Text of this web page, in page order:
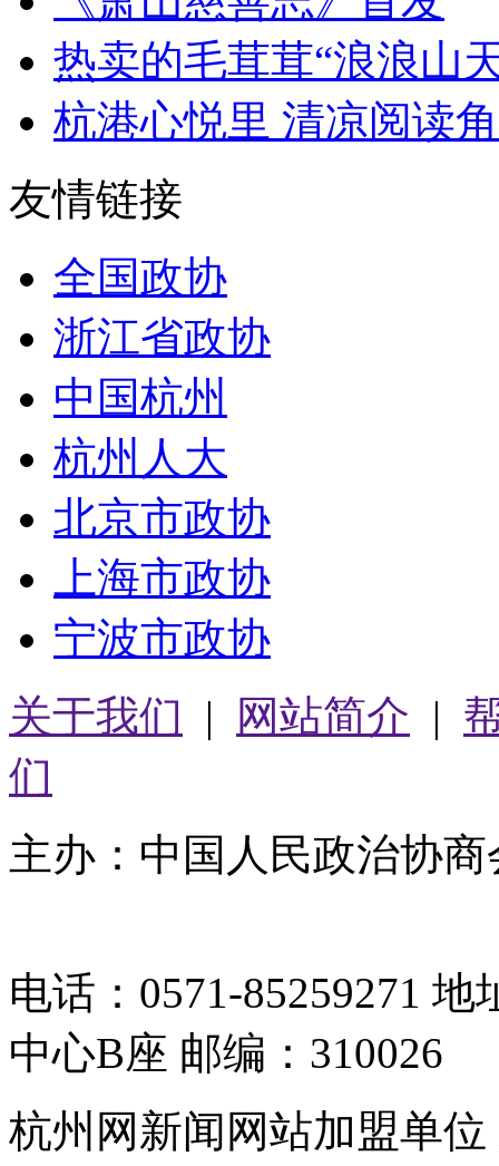
热卖的毛茸茸“浪浪山
杭港心悦里 清凉阅读角
友情链接
全国政协
浙江省政协
中国杭州
杭州人大
北京市政协
上海市政协
宁波市政协
关于我们 | 网站简介 |
们
主办：中国人民政治协
电话：0571-85259271
中心B座 邮编：310026
杭州网新闻网站加盟单